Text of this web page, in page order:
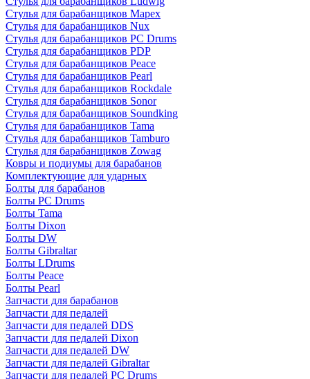
Стулья для барабанщиков Mapex
Стулья для барабанщиков Nux
Стулья для барабанщиков PC Drums
Стулья для барабанщиков PDP
Стулья для барабанщиков Peace
Стулья для барабанщиков Pearl
Стулья для барабанщиков Rockdale
Стулья для барабанщиков Sonor
Стулья для барабанщиков Soundking
Стулья для барабанщиков Tama
Стулья для барабанщиков Tamburo
Стулья для барабанщиков Zowag
Ковры и подиумы для барабанов
Комплектующие для ударных
Болты для барабанов
Болты PC Drums
Болты Tama
Болты Dixon
Болты DW
Болты Gibraltar
Болты LDrums
Болты Peace
Болты Pearl
Запчасти для барабанов
Запчасти для педалей
Запчасти для педалей DDS
Запчасти для педалей Dixon
Запчасти для педалей DW
Запчасти для педалей Gibraltar
Запчасти для педалей PC Drums